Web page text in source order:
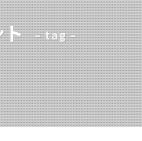
– tag –